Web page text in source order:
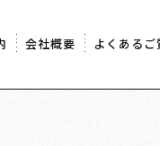
会社概要 よくあるご